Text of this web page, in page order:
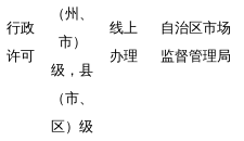
行政
许可
（州、
市）
级，县
（市、
区）级
线上
办理
自治区市场
监督管理局